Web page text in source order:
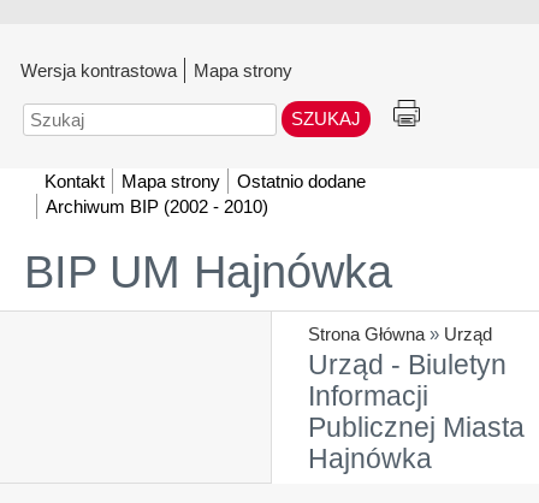
Wersja kontrastowa Mapa strony
Szukaj
Kontakt Mapa strony
Ostatnio dodane
Archiwum BIP (2002 - 2010)
BIP UM Hajnówka
Strona Główna » Urząd
Urząd - Biuletyn
Informacji
Publicznej Miasta
Hajnówka